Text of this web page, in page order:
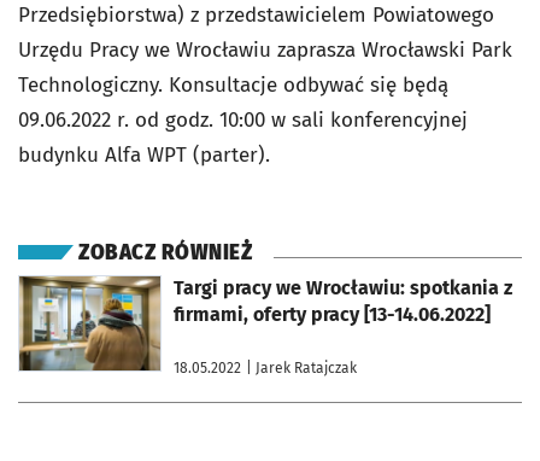
Przedsiębiorstwa) z przedstawicielem Powiatowego
Urzędu Pracy we Wrocławiu zaprasza Wrocławski Park
Technologiczny. Konsultacje odbywać się będą
09.06.2022 r. od godz. 10:00 w sali konferencyjnej
budynku Alfa WPT (parter).
ZOBACZ RÓWNIEŻ
Targi pracy we Wrocławiu: spotkania z
firmami, oferty pracy [13-14.06.2022]
18.05.2022 | Jarek Ratajczak
otworzy się w nowej karcie